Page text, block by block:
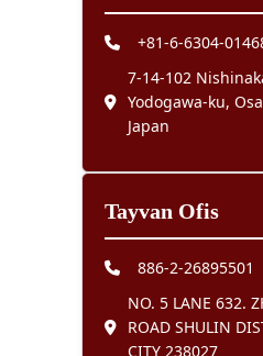
+81-6-6304-
7-14-102
Yodogawa-ku,
Japan
Tayvan Ofis
886-2-26895501
NO. 5 LANE 632.
ROAD SHULIN
CITY 238027